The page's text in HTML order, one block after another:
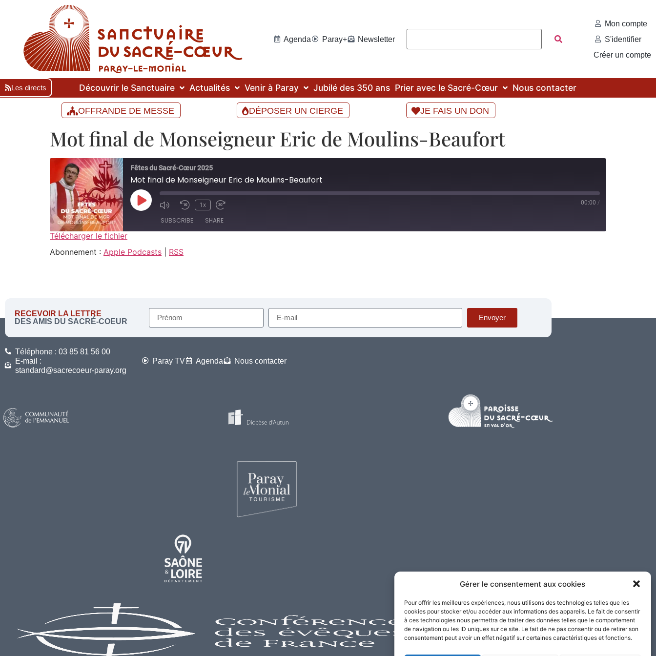
Gérer le consentement aux cookies
Pour offrir les meilleures expériences, nous utilisons des technologies telles que les
cookies pour stocker et/ou accéder aux informations des appareils. Le fait de consentir
à ces technologies nous permettra de traiter des données telles que le comportement
de navigation ou les ID uniques sur ce site. Le fait de ne pas consentir ou de retirer son
consentement peut avoir un effet négatif sur certaines caractéristiques et fonctions.
Agenda Paray+ Newsletter
Mon compte
S'identifier
Créer un compte
Les directs Découvrir le Sanctuaire Actualités Venir à Paray Jubilé des 350 ans Prier avec le Sacré-Cœur Nous contacter
OFFRANDE DE MESSE DÉPOSER UN CIERGE JE FAIS UN DON
Mot final de Monseigneur Eric de Moulins-Beaufort
Fêtes du Sacré-Cœur 2025
Mot final de Monseigneur Eric de Moulins-Beaufort
1x 00:00 /
SUBSCRIBE SHARE
Apple Podcasts
SHARE
Télécharger le fichier
Abonnement : Apple Podcasts RSS
RECEVOIR LA LETTRE
DES AMIS DU SACRÉ-COEUR
Envoyer
Téléphone : 03 85 81 56 00
E-mail :
standard@sacrecoeur-paray.org
Paray TV Agenda Nous contacter